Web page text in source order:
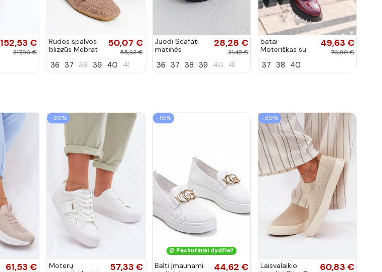
152,53 €
217,90 €
Rudos spalvos
blizgūs Mebrat
50,07 €
55,63 €
36 37 38 39 40 41
Juodi Scafati
matinės
28,28 €
31,42 €
36 37 38 39 40 41
batai
Moteriškas su
lako efektu
49,63 €
70,90 €
37 38 40
61,53 €
−30%
Moterų
57,33 €
−10%
Paskutiniai dydžiai!
Balti įmaunami
44,62 €
−30%
Laisvalaikio
60,83 €